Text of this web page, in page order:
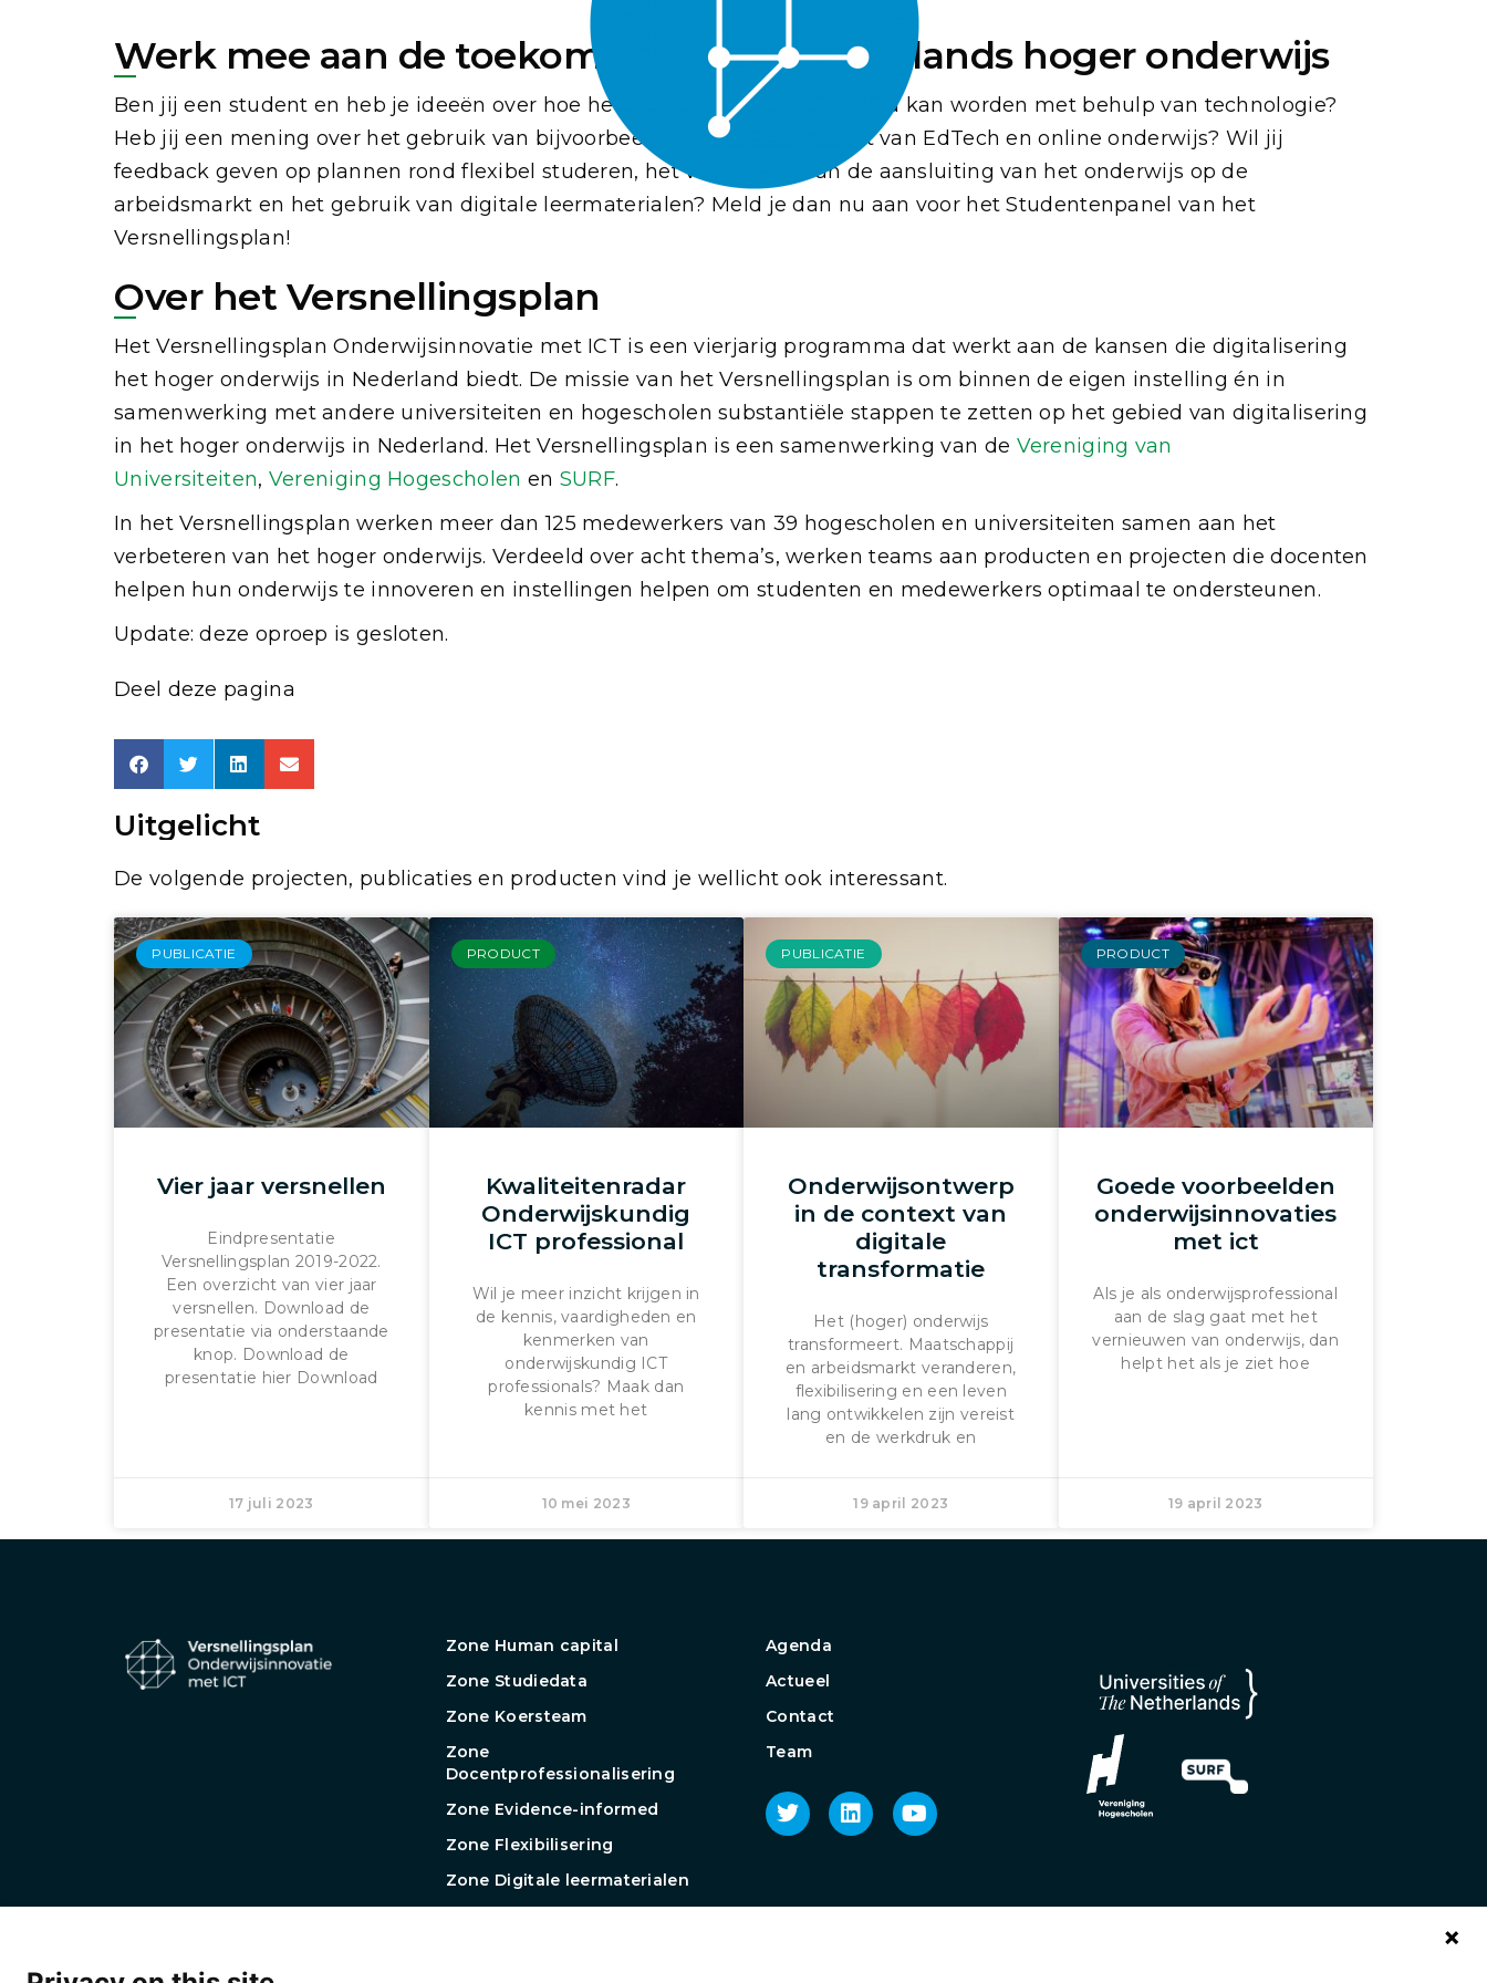
Werk mee aan de toekomst van het Nederlands hoger onderwijs
Ben jij een student en heb je ideeën over hoe het hoger onderwijs verbeterd kan worden met behulp van technologie?
Heb jij een mening over het gebruik van bijvoorbeeld studiedata, de inzet van EdTech en online onderwijs? Wil jij
feedback geven op plannen rond flexibel studeren, het verbeteren van de aansluiting van het onderwijs op de
arbeidsmarkt en het gebruik van digitale leermaterialen? Meld je dan nu aan voor het Studentenpanel van het
Versnellingsplan!
Over het Versnellingsplan
Het Versnellingsplan Onderwijsinnovatie met ICT is een vierjarig programma dat werkt aan de kansen die digitalisering
het hoger onderwijs in Nederland biedt. De missie van het Versnellingsplan is om binnen de eigen instelling én in
samenwerking met andere universiteiten en hogescholen substantiële stappen te zetten op het gebied van digitalisering
in het hoger onderwijs in Nederland. Het Versnellingsplan is een samenwerking van de Vereniging van
Universiteiten, Vereniging Hogescholen en SURF.
In het Versnellingsplan werken meer dan 125 medewerkers van 39 hogescholen en universiteiten samen aan het
verbeteren van het hoger onderwijs. Verdeeld over acht thema’s, werken teams aan producten en projecten die docenten
helpen hun onderwijs te innoveren en instellingen helpen om studenten en medewerkers optimaal te ondersteunen.
Update: deze oproep is gesloten.
Deel deze pagina
Uitgelicht
De volgende projecten, publicaties en producten vind je wellicht ook interessant.
PUBLICATIE
Vier jaar versnellen
Eindpresentatie
Versnellingsplan 2019-2022.
Een overzicht van vier jaar
versnellen. Download de
presentatie via onderstaande
knop. Download de
presentatie hier Download
17 juli 2023
PRODUCT
Kwaliteitenradar
Onderwijskundig
ICT professional
Wil je meer inzicht krijgen in
de kennis, vaardigheden en
kenmerken van
onderwijskundig ICT
professionals? Maak dan
kennis met het
10 mei 2023
PUBLICATIE
Onderwijsontwerp
in de context van
digitale
transformatie
Het (hoger) onderwijs
transformeert. Maatschappij
en arbeidsmarkt veranderen,
flexibilisering en een leven
lang ontwikkelen zijn vereist
en de werkdruk en
19 april 2023
PRODUCT
Goede voorbeelden
onderwijsinnovaties
met ict
Als je als onderwijsprofessional
aan de slag gaat met het
vernieuwen van onderwijs, dan
helpt het als je ziet hoe
19 april 2023
Zone Human capital
Zone Studiedata
Zone Koersteam
Zone
Docentprofessionalisering
Zone Evidence-informed
Zone Flexibilisering
Zone Digitale leermaterialen
Agenda
Actueel
Contact
Team